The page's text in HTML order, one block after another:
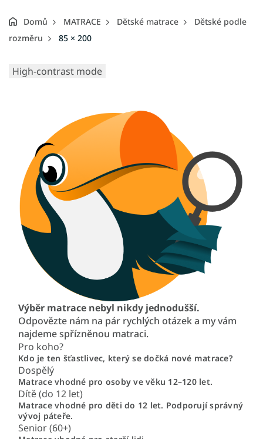
Domů MATRACE Dětské matrace
Dětské podle
rozměru
85 × 200
High-contrast mode
Výběr matrace nebyl nikdy jednodušší.
Odpovězte nám na pár rychlých otázek a my vám
najdeme spřízněnou matraci.
Pro koho?
Kdo je ten šťastlivec, který se dočká nové matrace?
Dospělý
Matrace vhodné pro osoby ve věku 12–120 let.
Dítě (do 12 let)
Matrace vhodné pro děti do 12 let. Podporují správný
vývoj páteře.
Senior (60+)